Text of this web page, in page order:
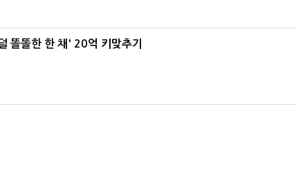
똘똘한 한 채' 20억 키맞추기